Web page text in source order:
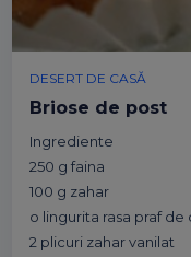
DESERT DE CASĂ
Briose de post
Ingrediente
250 g faina
100 g zahar
o lingurita rasa praf de
2 plicuri zahar vanilat